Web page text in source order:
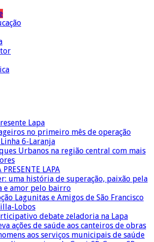
Lapa
no primeiro mês de operação
6-Laranja
Urbanos na região central com mais
PRESENTE LAPA
uma história de superação, paixão pela
e amor pelo bairro
Lagunitas e Amigos de São Francisco
Lobos
debate zeladoria na Lapa
ações de saúde aos canteiros de obras
aos serviços municipais de saúde